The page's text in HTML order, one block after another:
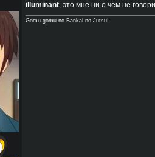
illuminant, это мне ни о чём не
Gomu gomu no Bankai no Jutsu!